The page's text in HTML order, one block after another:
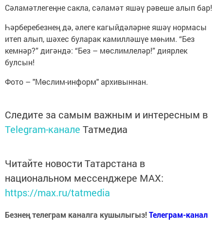
Сәламәтлегеңне сакла, сәламәт яшәү рәвеше алып бар!
Һәрберебезнең дә, әлеге кагыйдәләрне яшәү нормасы
итеп алып, шәхес буларак камилләшүе мөһим. “Без
кемнәр?” дигәндә: “Без – мөслимлеләр!” диярлек
булсын!
Фото – "Мөслим-информ" архивыннан.
Следите за самым важным и интересным в
Telegram-канале Татмедиа
Читайте новости Татарстана в
национальном мессенджере MАХ:
https://max.ru/tatmedia
Безнең телеграм каналга кушылыгыз!Телеграм-канал